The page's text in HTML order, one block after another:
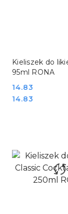
Kieliszek do
95ml RONA
Cena:
14.83
Cena:
14.83